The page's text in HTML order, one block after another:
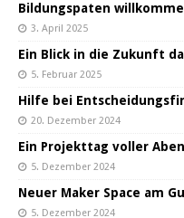
Bildungspaten
3. April 2025
Ein Blick in die Zukunft
5. Februar 2025
Hilfe bei
20. Dezember 2024
Ein Projekttag voller
5. Dezember 2024
Neuer Maker Space am
5. Dezember 2024